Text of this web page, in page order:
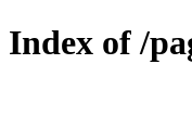
Index of /